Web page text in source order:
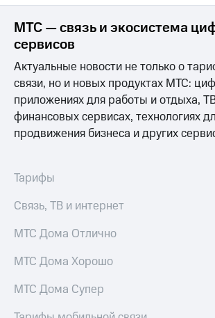
Выбрать
красивый
номер
Заменить
SIM-
карту
Перейти
на
eSIM
ТВ
тарифом
Тарифы
Интернет,
ТВ и телефон
для дома
Интернет,
ТВ и телефон
для дома
Услуги
Личный
кабинет
интернета
и
ТВ
приложение
МТС
Акции
Видеонаблюдение
МТС — связь и экосистема
сервисов
Актуальные новости не только о
связи, но и новых продуктах МТС:
приложениях для работы и отдыха,
финансовых сервисах, технологиях
продвижения бизнеса и других
Тарифы
Связь, ТВ и интернет
МТС Дома Отлично
МТС Дома Хорошо
МТС Дома Супер